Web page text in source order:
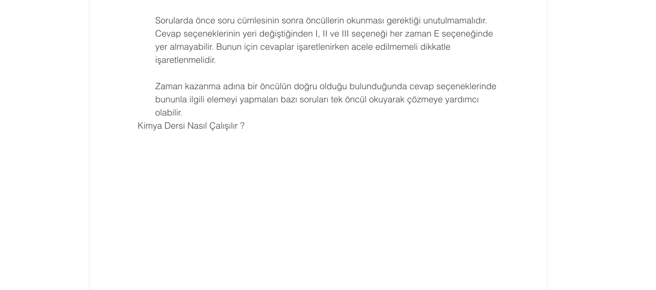
Sorularda önce soru cümlesinin sonra öncüllerin okunması gerektiği unutulmamalıdır.
Cevap seçeneklerinin yeri değiştiğinden I, II ve III seçeneği her zaman E seçeneğinde
yer almayabilir. Bunun için cevaplar işaretlenirken acele edilmemeli dikkatle
işaretlenmelidir.
Zaman kazanma adına bir öncülün doğru olduğu bulunduğunda cevap seçeneklerinde
bununla ilgili elemeyi yapmaları bazı soruları tek öncül okuyarak çözmeye yardımcı
olabilir.
Kimya Dersi Nasıl Çalışılır ?